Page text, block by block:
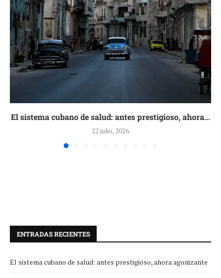
El sistema cubano de salud: antes prestigioso, ahora...
22 julio, 2026
ENTRADAS RECIENTES
El sistema cubano de salud: antes prestigioso, ahora agonizante